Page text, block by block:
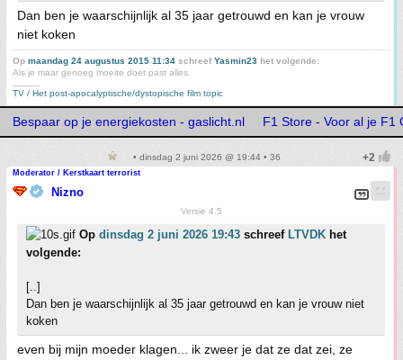
Dan ben je waarschijnlijk al 35 jaar getrouwd en kan je vrouw
niet koken
Op maandag 24 augustus 2015 11:34 schreefYasmin23 het volgende:
Als je maar genoeg moeite doet past alles.
TV / Het post-apocalyptische/dystopische film topic
Bespaar op je energiekosten - gaslicht.nl F1 Store - Voor al je F1
• dinsdag 2 juni 2026 @ 19:44 • 36
Moderator / Kerstkaart terrorist
Nizno
Versie 4.5
Op dinsdag 2 juni 2026 19:43 schreef LTVDK het
volgende:
[..]
Dan ben je waarschijnlijk al 35 jaar getrouwd en kan je vrouw niet
koken
even bij mijn moeder klagen... ik zweer je dat ze dat zei, ze